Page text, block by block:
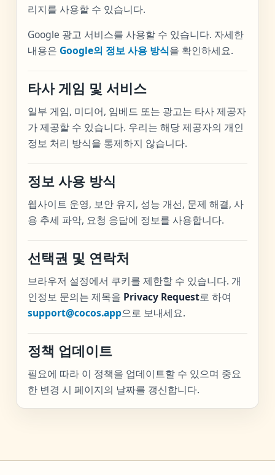
리지를 사용할 수 있습니다.
Google 광고 서비스를 사용할 수 있습니다. 자세한
내용은 Google의 정보 사용 방식을 확인하세요.
타사 게임 및 서비스
일부 게임, 미디어, 임베드 또는 광고는 타사 제공자
가 제공할 수 있습니다. 우리는 해당 제공자의 개인
정보 처리 방식을 통제하지 않습니다.
정보 사용 방식
웹사이트 운영, 보안 유지, 성능 개선, 문제 해결, 사
용 추세 파악, 요청 응답에 정보를 사용합니다.
선택권 및 연락처
브라우저 설정에서 쿠키를 제한할 수 있습니다. 개
인정보 문의는 제목을 Privacy Request로 하여
support@cocos.app으로 보내세요.
정책 업데이트
필요에 따라 이 정책을 업데이트할 수 있으며 중요
한 변경 시 페이지의 날짜를 갱신합니다.